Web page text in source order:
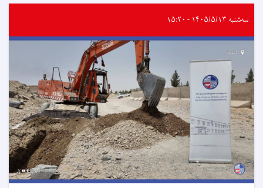
سه‌شنبه ۱۴۰۵/۵/۱۳ - ۱۵:۲۰